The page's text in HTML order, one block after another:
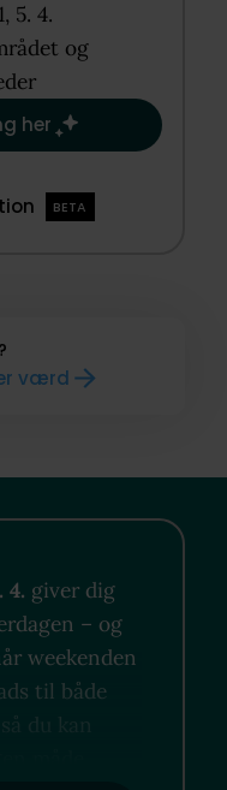
5. 4.​
og
her
BETA
værd
4. giver dig
– og
weekenden
til både
du kan